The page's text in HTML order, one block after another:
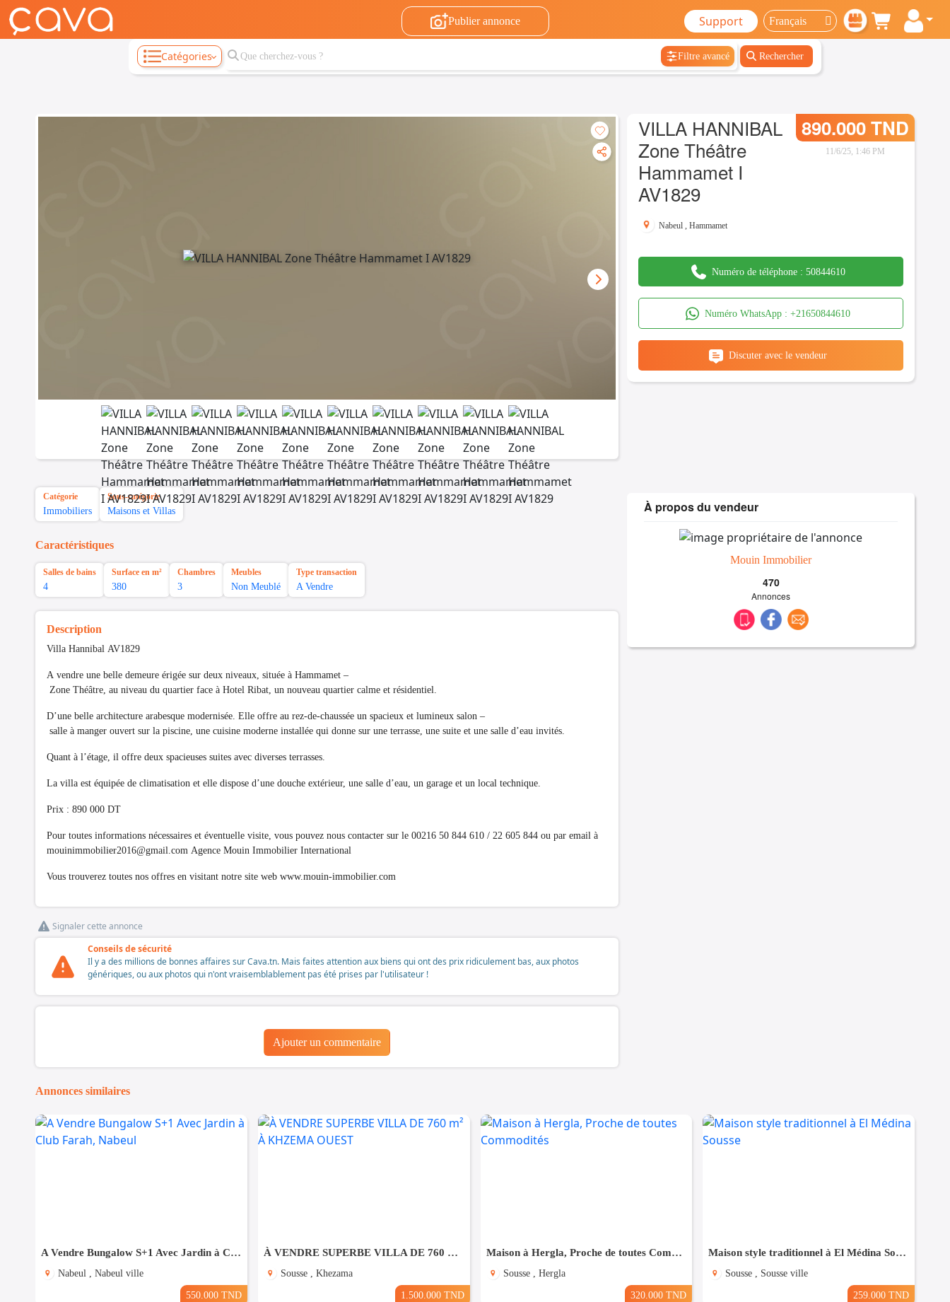
Publier annonce Support
Catégories Filtre avancé Rechercher
VILLA HANNIBAL
Zone Théâtre
Hammamet I
AV1829
890.000 TND
11/6/25, 1:46 PM
Nabeul ,Hammamet
Numéro de téléphone : 50844610
Numéro WhatsApp : +21650844610
Discuter avec le vendeur
Catégorie
Immobiliers
Sous-catégorie
Maisons et Villas
Caractéristiques
Salles de bains
4
Surface en m²
380
Chambres
3
Meubles
Non Meublé
Type transaction
A Vendre
Description
Villa Hannibal AV1829
A vendre une belle demeure érigée sur deux niveaux, située à Hammamet –
Zone Théâtre, au niveau du quartier face à Hotel Ribat, un nouveau quartier calme et résidentiel.
D’une belle architecture arabesque modernisée. Elle offre au rez-de-chaussée un spacieux et lumineux salon –
salle à manger ouvert sur la piscine, une cuisine moderne installée qui donne sur une terrasse, une suite et une salle d’eau invités.
Quant à l’étage, il offre deux spacieuses suites avec diverses terrasses.
La villa est équipée de climatisation et elle dispose d’une douche extérieur, une salle d’eau, un garage et un local technique.
Prix : 890 000 DT
Pour toutes informations nécessaires et éventuelle visite, vous pouvez nous contacter sur le 00216 50 844 610 / 22 605 844 ou par email à
mouinimmobilier2016@gmail.com Agence Mouin Immobilier International
Vous trouverez toutes nos offres en visitant notre site web www.mouin-immobilier.com
Signaler cette annonce
Conseils de sécurité
Il y a des millions de bonnes affaires sur Cava.tn. Mais faites attention aux biens qui ont des prix ridiculement bas, aux photos
génériques, ou aux photos qui n'ont vraisemblablement pas été prises par l'utilisateur !
Ajouter un commentaire
À propos du vendeur
Mouin Immobilier
470
Annonces
Annonces similaires
A Vendre Bungalow S+1 Avec Jardin à Club Farah, Nabeul
Nabeul , Nabeul ville
550.000 TND
À VENDRE SUPERBE VILLA DE 760 m² À KHZEMA OUEST
Sousse , Khezama
1.500.000 TND
Maison à Hergla, Proche de toutes Commodités
Sousse , Hergla
320.000 TND
Maison style traditionnel à El Médina Sousse
Sousse , Sousse ville
259.000 TND